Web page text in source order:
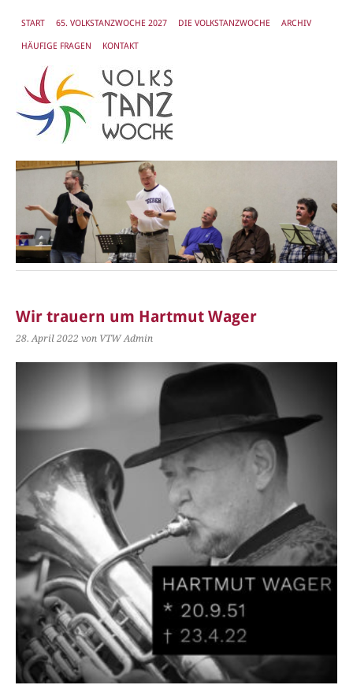
START 65. VOLKSTANZWOCHE 2027 DIE VOLKSTANZWOCHE ARCHIV
HÄUFIGE FRAGEN KONTAKT
Wir trauern um Hartmut Wager
28. April 2022 von VTW Admin